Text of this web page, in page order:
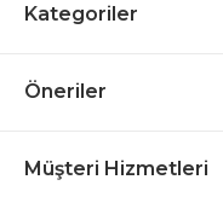
Kategoriler
Öneriler
Müşteri Hizmetleri